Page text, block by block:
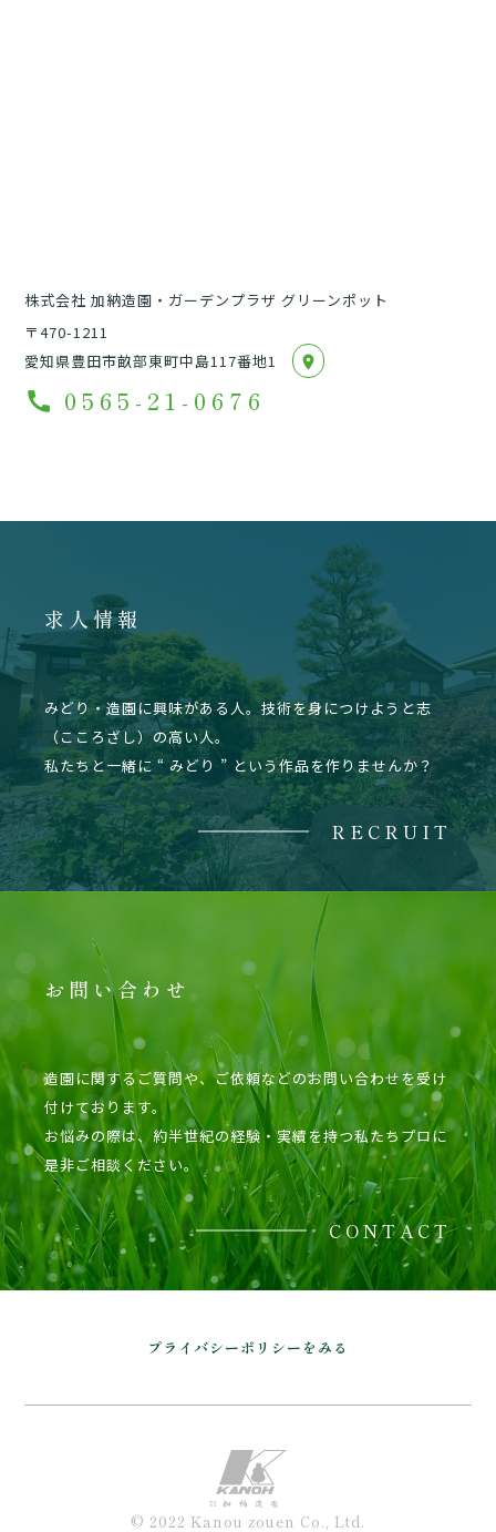
株式会社 加納造園・ガーデンプラザ グリーンポット
〒470-1211
愛知県豊田市畝部東町中島117番地1
location_on
call 0565-21-0676
求人情報
みどり・造園に興味がある人。技術を身につけようと志
（こころざし）の高い人。
私たちと一緒に “ みどり ” という作品を作りませんか？
RECRUIT
お問い合わせ
造園に関するご質問や、ご依頼などのお問い合わせを受け
付けております。
お悩みの際は、約半世紀の経験・実績を持つ私たちプロに
是非ご相談ください。
CONTACT
プライバシーポリシーをみる
© 2022 Kanou zouen Co., Ltd.